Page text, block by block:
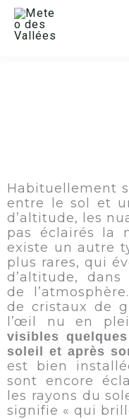
contenu
Habituellement
entre le sol et
d’altitude, les
pas éclairés la
existe un autre
plus rares, qui
d’altitude,
de
de cristaux de
l’œil nu en
visibles
soleil et après
est bien
sont encore
les rayons du
signifie « qui